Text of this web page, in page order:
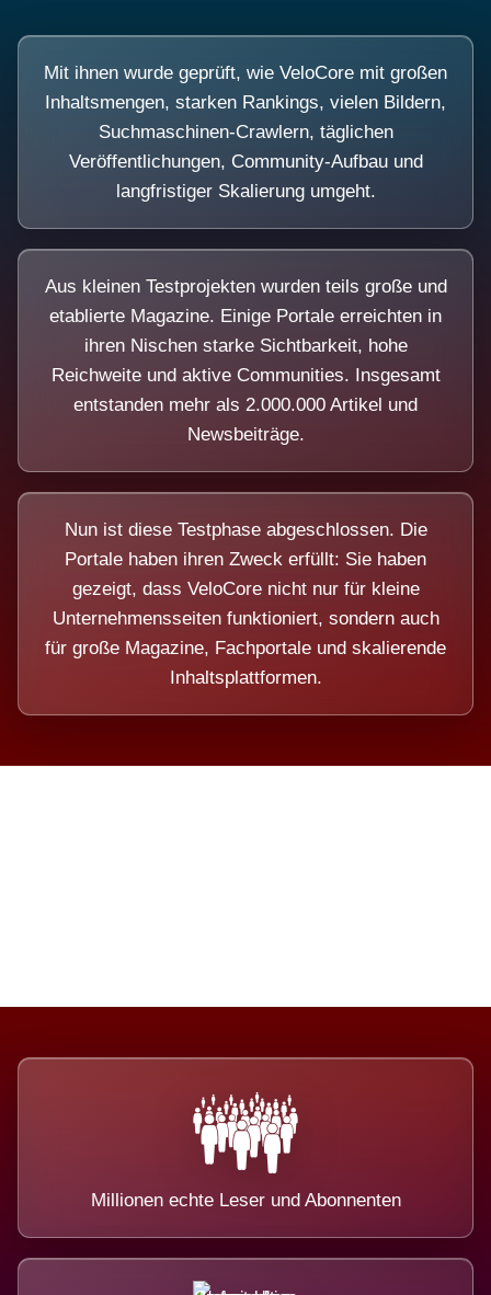
Mit ihnen wurde geprüft, wie VeloCore mit großen
Inhaltsmengen, starken Rankings, vielen Bildern,
Suchmaschinen-Crawlern, täglichen
Veröffentlichungen, Community-Aufbau und
langfristiger Skalierung umgeht.
Aus kleinen Testprojekten wurden teils große und
etablierte Magazine. Einige Portale erreichten in
ihren Nischen starke Sichtbarkeit, hohe
Reichweite und aktive Communities. Insgesamt
entstanden mehr als 2.000.000 Artikel und
Newsbeiträge.
Nun ist diese Testphase abgeschlossen. Die
Portale haben ihren Zweck erfüllt: Sie haben
gezeigt, dass VeloCore nicht nur für kleine
Unternehmensseiten funktioniert, sondern auch
für große Magazine, Fachportale und skalierende
Inhaltsplattformen.
Millionen echte Leser und Abonnenten